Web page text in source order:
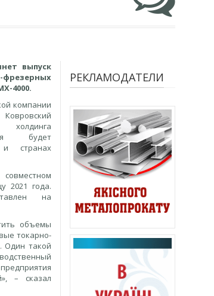
выпуск
фрезерных
4000.
компании
холдинга
будет
и странах
2021 года.
на
объемы
токарно-
Один такой
– сказал
РЕКЛАМОДАТЕЛИ